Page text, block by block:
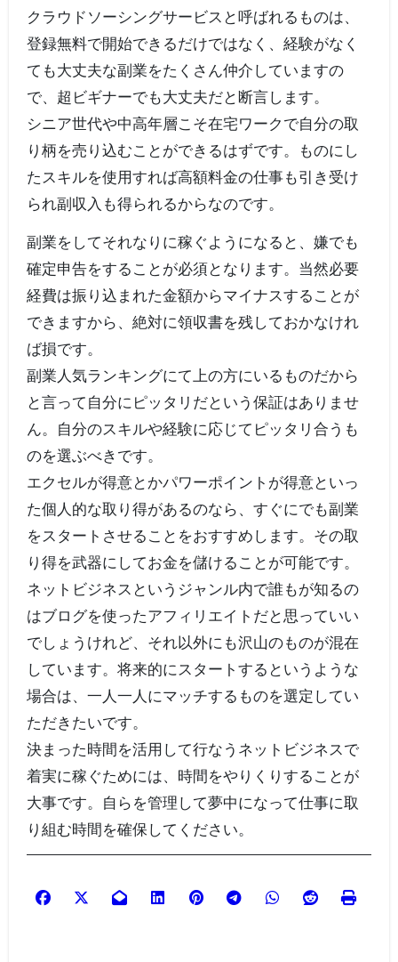
クラウドソーシングサービスと呼ばれるものは、
登録無料で開始できるだけではなく、経験がなく
ても大丈夫な副業をたくさん仲介していますの
で、超ビギナーでも大丈夫だと断言します。
シニア世代や中高年層こそ在宅ワークで自分の取
り柄を売り込むことができるはずです。ものにし
たスキルを使用すれば高額料金の仕事も引き受け
られ副収入も得られるからなのです。
副業をしてそれなりに稼ぐようになると、嫌でも
確定申告をすることが必須となります。当然必要
経費は振り込まれた金額からマイナスすることが
できますから、絶対に領収書を残しておかなけれ
ば損です。
副業人気ランキングにて上の方にいるものだから
と言って自分にピッタリだという保証はありませ
ん。自分のスキルや経験に応じてピッタリ合うも
のを選ぶべきです。
エクセルが得意とかパワーポイントが得意といっ
た個人的な取り得があるのなら、すぐにでも副業
をスタートさせることをおすすめします。その取
り得を武器にしてお金を儲けることが可能です。
ネットビジネスというジャンル内で誰もが知るの
はブログを使ったアフィリエイトだと思っていい
でしょうけれど、それ以外にも沢山のものが混在
しています。将来的にスタートするというような
場合は、一人一人にマッチするものを選定してい
ただきたいです。
決まった時間を活用して行なうネットビジネスで
着実に稼ぐためには、時間をやりくりすることが
大事です。自らを管理して夢中になって仕事に取
り組む時間を確保してください。